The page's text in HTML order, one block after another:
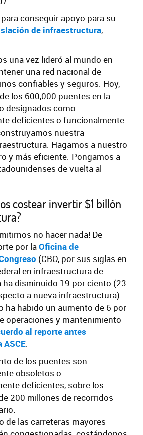
conseguir apoyo para su
de infraestructura,
una vez lideró al mundo en
una red nacional de
confiables y seguros. Hoy,
los 600,000 puentes en la
designados como
deficientes o funcionalmente
nuestra
Hagamos a nuestro
y más eficiente. Pongamos a
de vuelta al
costear invertir $1 billón
no hacer nada! De
por laOficina de
(CBO, por sus siglas en
en infraestructura de
disminuido 19 por ciento (23
a nueva infraestructura)
ha habido un aumento de 6 por
operaciones y mantenimiento
al reporte antes
ASCE:
de los puentes son
obsoletos o
deficientes, sobre los
200 millones de recorridos
de las carreteras mayores